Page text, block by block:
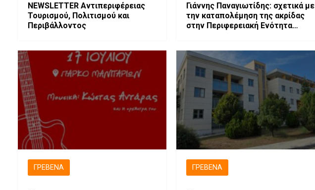
NEWSLETTER Αντιπεριφέρειας
Τουρισμού, Πολιτισμού και
Περιβάλλοντος
Γιάννης Παναγιωτίδης: σχετικά με
την καταπολέμηση της ακρίδας
στην Περιφερειακή Ενότητα
ΓΡΕΒΕΝΆ ΓΡΕΒΕΝΆ